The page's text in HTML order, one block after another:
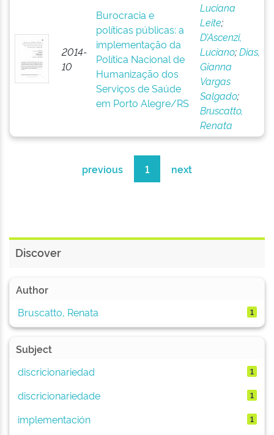
2014-
10
Burocracia e
políticas públicas: a
implementação da
Política Nacional de
Humanização dos
Serviços de Saúde
em Porto Alegre/RS
Luciana
Leite;
D’Ascenzi,
Luciano;Dias,
Gianna
Vargas
Salgado;
Bruscatto,
Renata
previous 1 next
Discover
Author
Bruscatto, Renata
1
Subject
discricionariedad
1
discricionariedade 1
implementación 1